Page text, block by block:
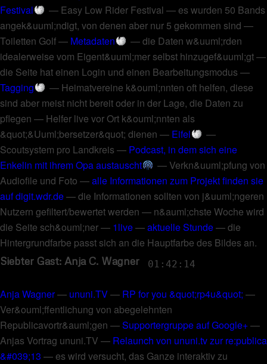
Festival
— Easy Low Rider Festival — es wurden 50 Bands
angek&uuml;ndigt, von denen aber nur 5 gekommen sind —
Toiletten Golf— Metadaten —die Daten w&uuml;rden
idealerweise vom Eigent&uuml;mer selbst hinzugef&uuml;gt—
die Seite hat einen Login und einen Bearbeitungsmodus —
Tagging
— Heimatvereine k&ouml;nnten oft helfen, diese
sind aber meist nicht bereit oder in der Lage, die Daten zu
pflegen — Helfer live vor Ort k&ouml;nnten als
&quot;&Uuml;bersetzer&quot; dienen — Eifel
—
Scoutsystem pro Landkreis — Podcast, in dem sich eine
Enkelin mit ihrem Opa austauscht
—Verkn&uuml;pfung von
Audiofile und Foto —alle Informationen zum Projekt finden sie
auf digit.wdr.de—die Informationen sollten von j&uuml;ngeren
Nutzern gefiltert/bewertet werden — n&auml;chste Woche wird
die Seite sch&ouml;ner— 1live—aktuelle Stunde—die
Hintergrundfarbe passt sich an die Hauptfarbe des Bildes an.
Siebter Gast: Anja C. Wagner 01:42:14
Anja Wagner— ununi.TV— RP for you &quot;rp4u&quot; —
Ver&ouml;ffentlichung von abegelehnten
Republicavortr&auml;gen —Supportergruppe auf Google+—
Anjas Vortrag ununi.TV — Relaunch von ununi.tv zur re:publica
&#039;13 — es wird versucht, das Ganze interaktiv zu